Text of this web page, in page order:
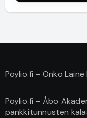
Pöyliö.fi – Onko
Pöyliö.fi – Åbo
pankkitunnusten